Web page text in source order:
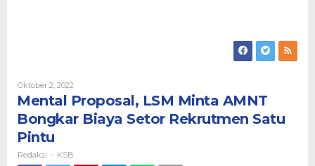
Oktober 2, 2022
Redaksi
Mental Proposal, LSM Minta AMNT
Bongkar Biaya Setor Rekrutmen Satu
Pintu
Redaksi - KSB